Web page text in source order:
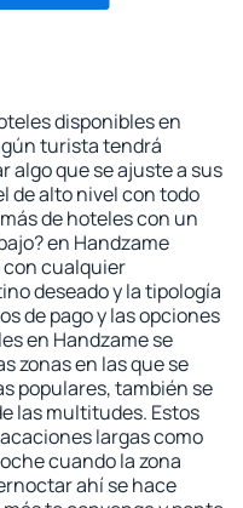
disponibles en
turista tendrá
algo que se ajuste a sus
de alto nivel con todo
de hoteles con un
en Handzame
cualquier
deseado y la tipología
de pago y las opciones
en Handzame se
zonas en las que se
populares, también se
las multitudes. Estos
largas como
cuando la zona
ahí se hace